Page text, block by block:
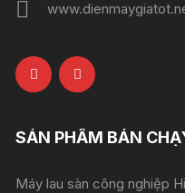
SẢN PHẨM BÁN
Máy lau sàn công nghiệp